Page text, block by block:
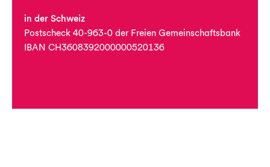
in der Schweiz
Postscheck 40-963-0 der Freien Gemeinschaftsbank
IBAN CH3608392000000520136